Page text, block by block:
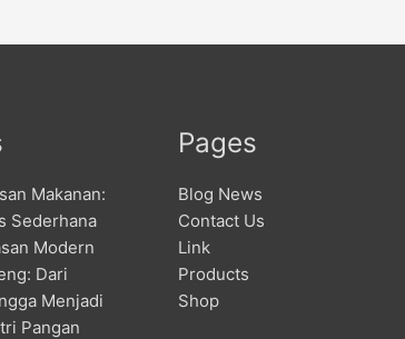
Makanan:
Sederhana
Modern
Dari
Menjadi
Pangan
Pages
Blog News
Contact Us
Link
Products
Shop